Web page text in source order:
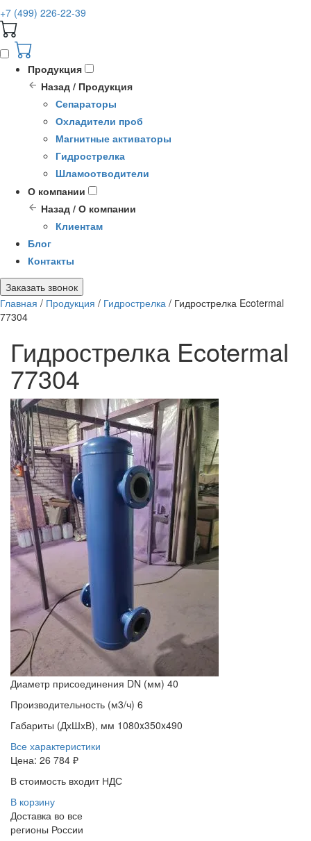
+7 (499) 226-22-39
Продукция
Назад / Продукция
Сепараторы
Охладители проб
Магнитные активаторы
Гидрострелка
Шламоотводители
О компании
Назад / О компании
Клиентам
Блог
Контакты
Заказать звонок
Главная / Продукция / Гидрострелка / Гидрострелка Ecotermal
77304
Гидрострелка Ecotermal
77304
Диаметр присоединения DN (мм) 40
Производительность (м3/ч) 6
Габариты (ДхШхВ), мм 1080x350x490
Все характеристики
Цена: 26 784 ₽
В стоимость входит НДС
В корзину
Доставка во все
регионы России